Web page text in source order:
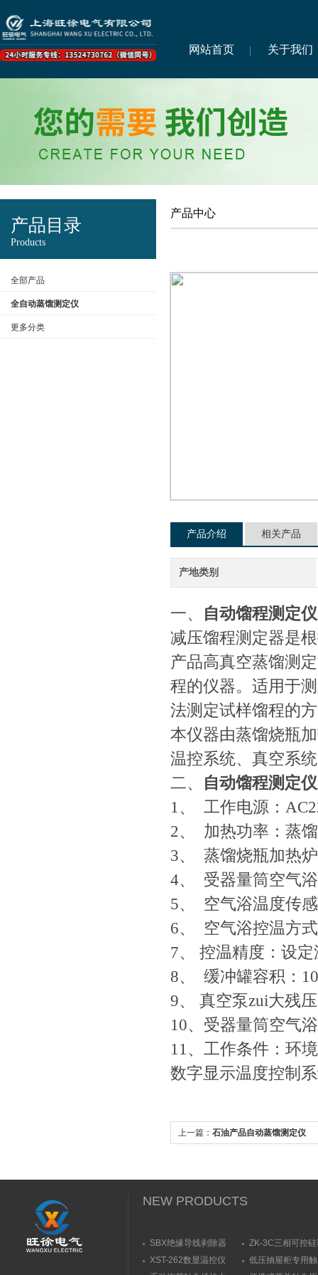
网站首页 关于我们
产品目录
Products
全部产品
全自动蒸馏测定仪
更多分类
产品中心
产品介绍 相关产品
产地类别
一、 自动馏程测定仪
减压馏程测定器是
产品高真空蒸馏测
程的仪器。适用于
法测定试样馏程的
本仪器由蒸馏烧瓶
温控系统、真空系
二、
自动馏程测定仪
1、 工作电源：
2、 加热功率：蒸
3、 蒸馏烧瓶加热
4、 受器量筒空气
5、 空气浴温度传
6、 空气浴控温方
7、 控温精度：设
8、 缓冲罐容积：
9、 真空泵zui大残
10、受器量筒空气
11、 工作条件：环
数字显示温度控制
上一篇： 石油产品自动蒸馏测定仪
NEW PRODUCTS
SBX绝缘导线剥除器
ZK-3C三相可控
触发器
XST-262数显温控仪
低压抽屉柜专用
力测量仪套装